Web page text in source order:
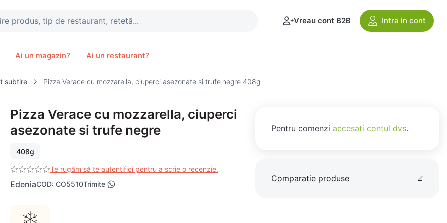
tip de restaurant, retetă...
Vreau cont B2B Intra in cont
Ai un magazin? Ai un restaurant?
subtire Pizza Verace cu mozzarella, ciuperci asezonate si trufe negre 408g
Pizza Verace cu mozzarella, ciuperci
asezonate si trufe negre
408g
Te rugăm să te autentifici pentru a scrie o recenzie.
EdeniaCOD: CO5510Trimite
Pentru comenzi accesati contul dvs.
Comparatie produse